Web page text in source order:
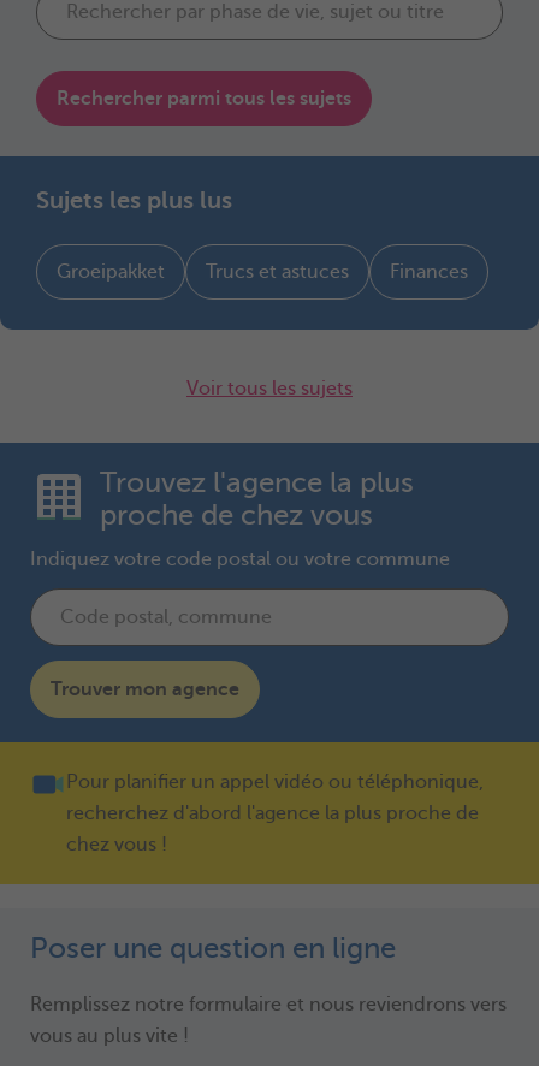
Rechercher parmi tous les sujets
Sujets les plus lus
Groeipakket Trucs et astuces Finances
Voir tous les sujets
Trouvez l'agence la plus
proche de chez vous
Indiquez votre code postal ou votre commune
Trouver mon agence
Pour planifier un appel vidéo ou téléphonique,
recherchez d'abord l'agence la plus proche de
chez vous !
Poser une question en ligne
Remplissez notre formulaire et nous reviendrons vers
vous au plus vite !